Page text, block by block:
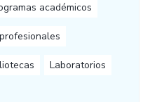
académicos
Laboratorios